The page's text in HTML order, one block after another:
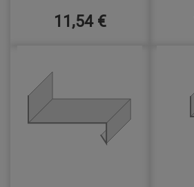
11,54 €